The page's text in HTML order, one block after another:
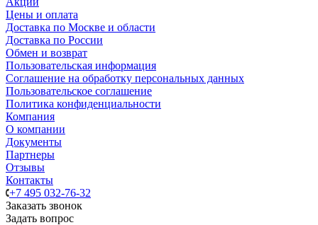
Цены и оплата
Доставка по Москве и области
Доставка по России
Обмен и возврат
Пользовательская информация
Соглашение на обработку персональных данных
Пользовательское соглашение
Политика конфиденциальности
Компания
О компании
Документы
Партнеры
Отзывы
Контакты
+7 495 032-76-32
Заказать звонок
Задать вопрос